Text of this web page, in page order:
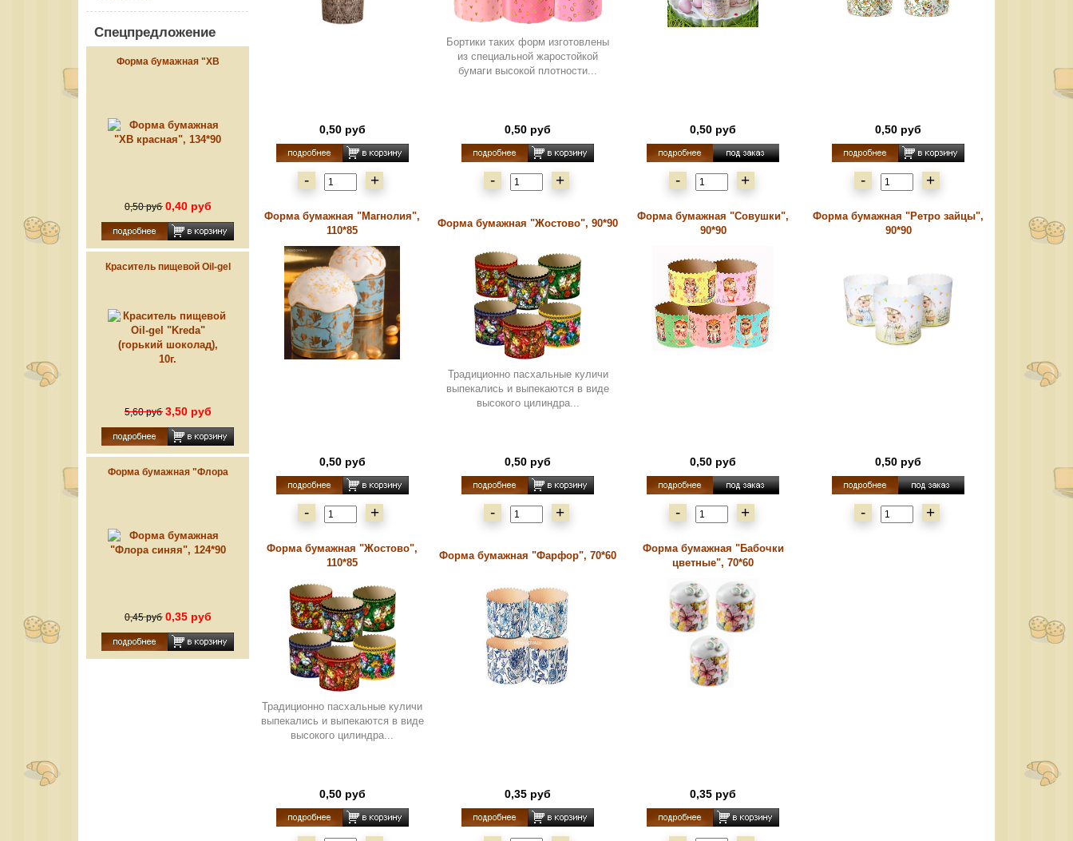
Спецпредложение
Форма бумажная "ХВ
0,50 руб 0,40 руб
Краситель пищевой Oil-gel
5,60 руб 3,50 руб
Форма бумажная "Флора
0,45 руб 0,35 руб
0,50 руб
- +
Бортики таких форм изготовлены
из специальной жаростойкой
бумаги высокой плотности...
0,50 руб
- +
0,50 руб
- +
0,50 руб
- +
Форма бумажная "Магнолия",
110*85
0,50 руб
- +
Форма бумажная "Жостово", 90*90
Традиционно пасхальные куличи
выпекались и выпекаются в виде
высокого цилиндра...
0,50 руб
- +
Форма бумажная "Совушки",
90*90
0,50 руб
- +
Форма бумажная "Ретро зайцы",
90*90
0,50 руб
- +
Форма бумажная "Жостово",
110*85
Традиционно пасхальные куличи
выпекались и выпекаются в виде
высокого цилиндра...
0,50 руб
Форма бумажная "Фарфор", 70*60
0,35 руб
Форма бумажная "Бабочки
цветные", 70*60
0,35 руб